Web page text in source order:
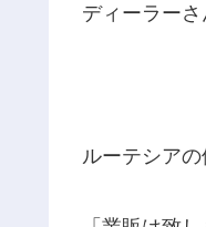
ディーラーさ
ルーテシア